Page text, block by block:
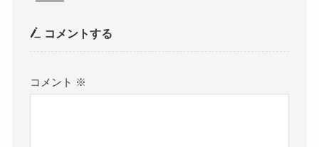
コメントする
コメント ※